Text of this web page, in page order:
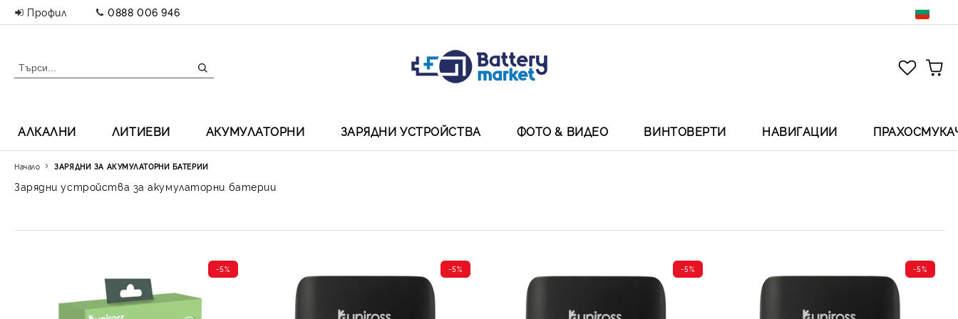
Профил 0888 006 946
АЛКАЛНИ ЛИТИЕВИ АКУМУЛАТОРНИ ЗАРЯДНИ УСТРОЙСТВА ФОТО & ВИДЕО ВИНТОВЕРТИ НАВИГАЦИИ
Начало ЗАРЯДНИ ЗА АКУМУЛАТОРНИ БАТЕРИИ
Зарядни устройства за акумулаторни батерии
-5% -5% -5% -5%